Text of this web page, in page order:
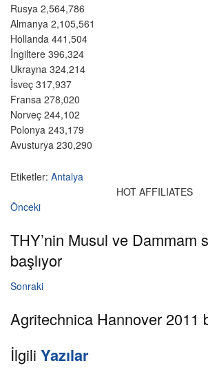
Rusya 2,564,786
Almanya 2,105,561
Hollanda 441,504
İngiltere 396,324
Ukrayna 324,214
İsveç 317,937
Fransa 278,020
Norveç 244,102
Polonya 243,179
Avusturya 230,290
Etiketler: Antalya
HOT AFFILIATES
Önceki
THY’nin Musul ve Dammam
başlıyor
Sonraki
Agritechnica Hannover 2011
İlgili Yazılar